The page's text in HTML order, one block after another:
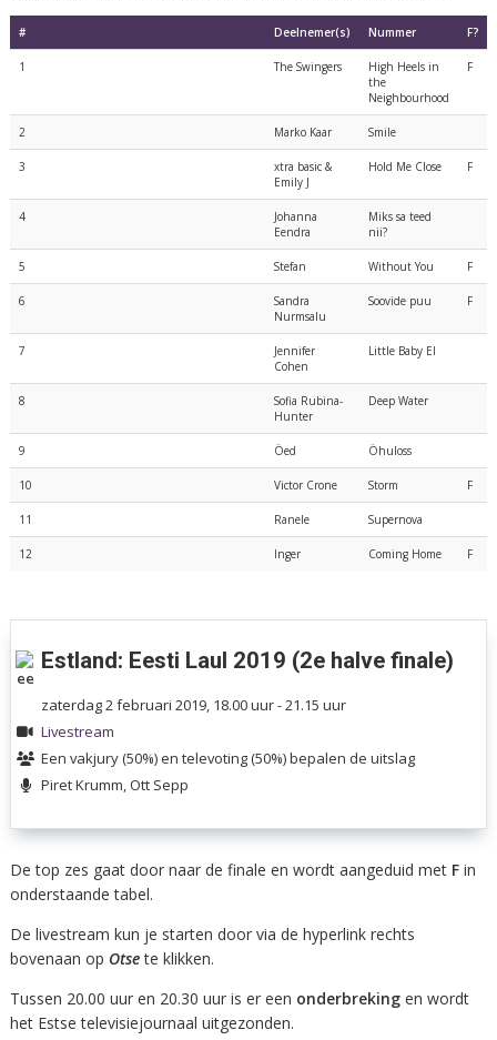
# Deelnemer(s) Nummer F?
1 The Swingers
High Heels in
the
Neighbourhood
F
2 Marko Kaar Smile
3
xtra basic &
Emily J
Hold Me Close F
4
Johanna
Eendra
Miks sa teed
nii?
5 Stefan Without You F
6
Sandra
Nurmsalu
Soovide puu F
7
Jennifer
Cohen
Little Baby El
8
Sofia Rubina-
Hunter
Deep Water
9 Öed Öhuloss
10 Victor Crone Storm F
11 Ranele Supernova
12 Inger Coming Home F
Estland: Eesti Laul 2019 (2e halve finale)
zaterdag 2 februari 2019, 18.00 uur - 21.15 uur
Livestream
Een vakjury (50%) en televoting (50%) bepalen de uitslag
Piret Krumm, Ott Sepp
De top zes gaat door naar de finale en wordt aangeduid met F in
onderstaande tabel.
De livestream kun je starten door via de hyperlink rechts
bovenaan op Otsete klikken.
Tussen 20.00 uur en 20.30 uur is er een onderbrekingen wordt
het Estse televisiejournaal uitgezonden.